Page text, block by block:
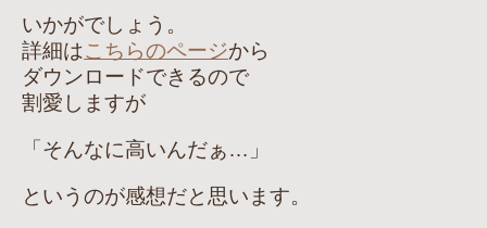
いかがでしょう。
詳細はこちらのページから
ダウンロードできるので
割愛しますが
「そんなに高いんだぁ…」
というのが感想だと思います。